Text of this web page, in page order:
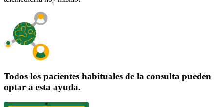
Todos los pacientes habituales de la consulta pueden
optar a esta ayuda.